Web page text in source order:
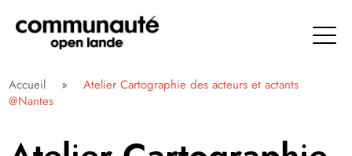
directement
contenu
Communauté Open Lande
Accueil »
Atelier Cartographie des acteurs et actants
@Nantes